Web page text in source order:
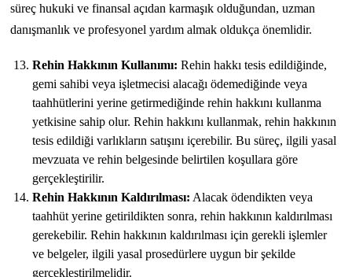
süreç hukuki ve finansal açıdan karmaşık olduğundan, uzman
danışmanlık ve profesyonel yardım almak oldukça önemlidir.
Rehin Hakkının Kullanımı: Rehin hakkı tesis edildiğinde,
gemi sahibi veya işletmecisi alacağı ödemediğinde veya
taahhütlerini yerine getirmediğinde rehin hakkını kullanma
yetkisine sahip olur. Rehin hakkını kullanmak, rehin hakkının
tesis edildiği varlıkların satışını içerebilir. Bu süreç, ilgili yasal
mevzuata ve rehin belgesinde belirtilen koşullara göre
gerçekleştirilir.
Rehin Hakkının Kaldırılması: Alacak ödendikten veya
taahhüt yerine getirildikten sonra, rehin hakkının kaldırılması
gerekebilir. Rehin hakkının kaldırılması için gerekli işlemler
ve belgeler, ilgili yasal prosedürlere uygun bir şekilde
gerçekleştirilmelidir.